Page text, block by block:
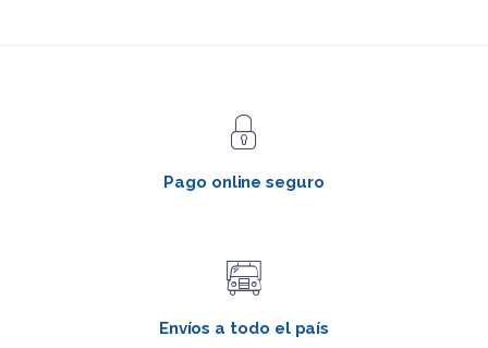
Pago online seguro
Envíos a todo el país